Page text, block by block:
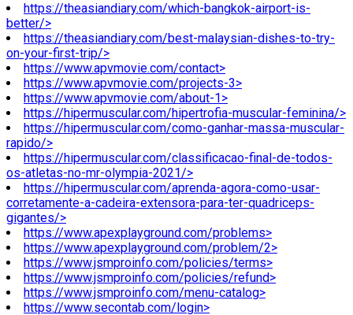
https://theasiandiary.com/which-bangkok-airport-is-
better/>
https://theasiandiary.com/best-malaysian-dishes-to-try-
on-your-first-trip/>
https://www.apvmovie.com/contact>
https://www.apvmovie.com/projects-3>
https://www.apvmovie.com/about-1>
https://hipermuscular.com/hipertrofia-muscular-feminina/>
https://hipermuscular.com/como-ganhar-massa-muscular-
rapido/>
https://hipermuscular.com/classificacao-final-de-todos-
os-atletas-no-mr-olympia-2021/>
https://hipermuscular.com/aprenda-agora-como-usar-
corretamente-a-cadeira-extensora-para-ter-quadriceps-
gigantes/>
https://www.apexplayground.com/problems>
https://www.apexplayground.com/problem/2>
https://www.jsmproinfo.com/policies/terms>
https://www.jsmproinfo.com/policies/refund>
https://www.jsmproinfo.com/menu-catalog>
https://www.secontab.com/login>